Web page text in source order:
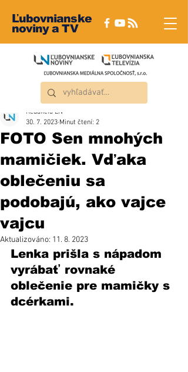
Ľubovnianske
noviny a TV
FOTO Sen mnohých
mamičiek. Vďaka
oblečeniu sa
podobajú, ako vajce
vajcu
Redakcia ĽN
30. 7. 2023 Minut čtení: 2
Aktualizováno: 11. 8. 2023
Lenka prišla s nápadom
vyrábať rovnaké
oblečenie pre mamičky s
dcérkami.